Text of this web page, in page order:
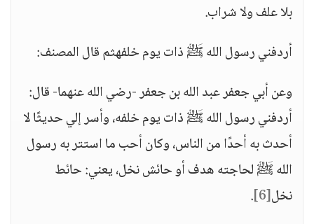
بلا علف ولا شراب.
أردفني رسول الله ﷺ ذات يوم خلفهثم قال المصنف:
وعن أبي جعفر عبد الله بن جعفر -رضي الله عنهما- قال:
أردفني رسول الله ﷺ ذات يوم خلفه، وأسر إلي حديثًا لا
أحدث به أحدًا من الناس، وكان أحب ما استتر به رسول
الله ﷺ لحاجته هدف أو حائش نخل، يعني: حائط
نخل[6]
.